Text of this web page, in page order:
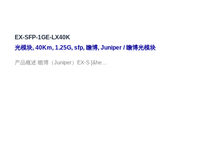
EX-SFP-1GE-LX40K
光模块, 40Km, 1.25G, sfp, 瞻博, Juniper/ 瞻博光模块
产品概述 瞻博（Juniper）EX-S [&he…